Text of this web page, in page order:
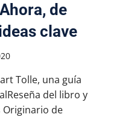
de
clave
Tolle, una guía
del libro y
Originario de